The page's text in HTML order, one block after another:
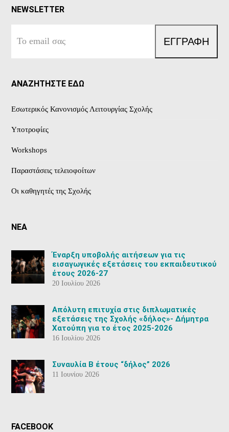
NEWSLETTER
email
ΕΓΓΡΑΦΗ
ΑΝΑΖΗΤΗΣΤΕ ΕΔΩ
Εσωτερικός Κανονισμός Λειτουργίας Σχολής
Υποτροφίες
Workshops
Παραστάσεις τελειοφοίτων
Οι καθηγητές της Σχολής
ΝΕΑ
Έναρξη υποβολής αιτήσεων για τις
εισαγωγικές εξετάσεις του εκπαιδευτικού
έτους 2026-27
20 Ιουλίου 2026
Aπόλυτη επιτυχία στις διπλωματικές
εξετάσεις της Σχολής «δήλος»- Δήμητρα
Χατούπη για το έτος 2025-2026
16 Ιουλίου 2026
Συναυλία Β έτους “δήλος” 2026
11 Ιουνίου 2026
FACEBOOK